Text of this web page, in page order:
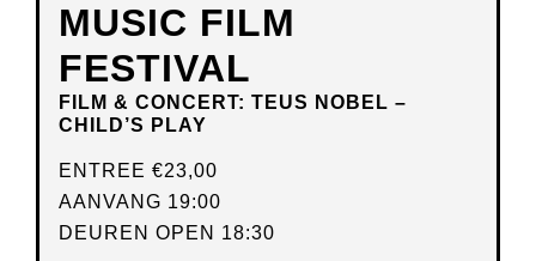
MUSIC FILM
FESTIVAL
FILM & CONCERT: TEUS NOBEL –
CHILD’S PLAY
ENTREE €23,00
AANVANG 19:00
DEUREN OPEN 18:30